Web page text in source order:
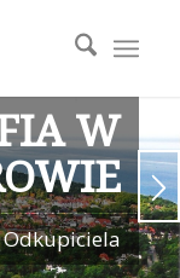
W